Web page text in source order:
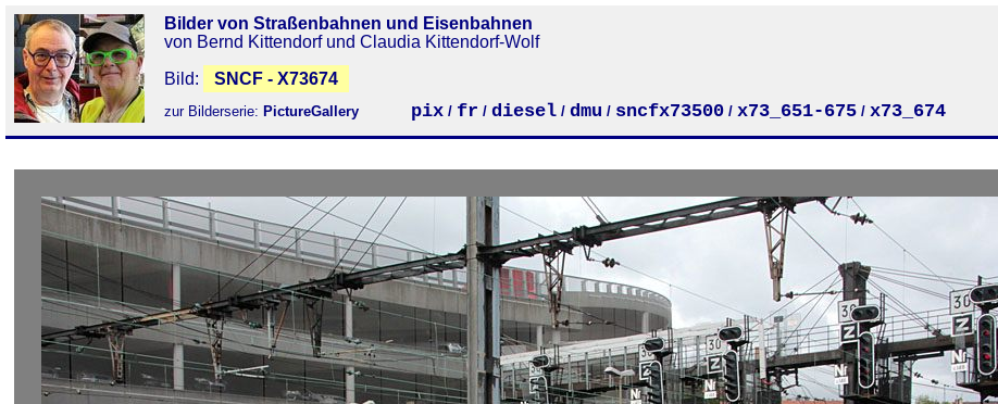
Bilder von Straßenbahnen und Eisenbahnen
von Bernd Kittendorf und Claudia Kittendorf-Wolf
Bild:
SNCF - X73674
zur Bilderserie: PictureGallery pix / fr / diesel / dmu / sncfx73500 / x73_651-675 / x73_674